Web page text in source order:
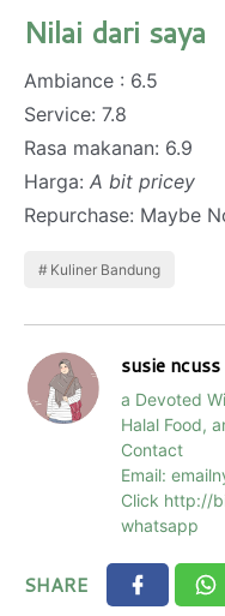
Nilai dari saya
Ambiance : 6.5
Service: 7.8
Rasa makanan: 6.9
Harga: A bit pricey
Repurchase: Maybe
Kuliner Bandung
susie ncuss
a Devoted
Halal Food,
Contact
Email:
Click http://
whatsapp
SHARE